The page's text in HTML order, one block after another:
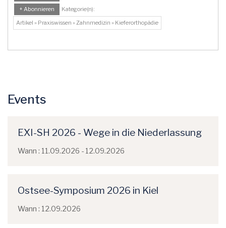
+ Abonnieren
Kategorie(n):
Artikel » Praxiswissen » Zahnmedizin » Kieferorthopädie
Events
EXI-SH 2026 - Wege in die Niederlassung
Wann : 11.09.2026 - 12.09.2026
Ostsee-Symposium 2026 in Kiel
Wann : 12.09.2026